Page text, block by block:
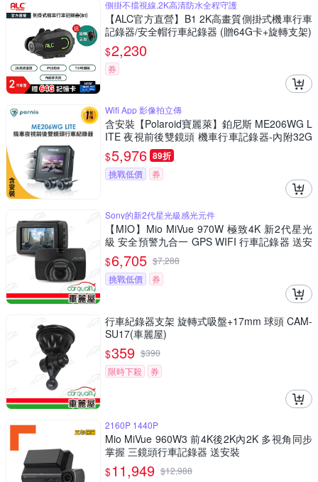
側掛不擋視線,2K高清防水全程守護
【ALC官方直營】B1 2K高畫質側掛式機車行車
記錄器/安全帽行車紀錄器 (贈64G卡+旋轉支架)
$2,230
券
Wifi App 影像拍立傳
含安裝【Polaroid寶麗萊】鉑尼斯 ME206WG L
ITE 夜視前後雙鏡頭 機車行車記錄器-內附32G
卡 行車紀錄器
$5,976 89折
挑戰低價 券
Sony的新2代星光級感光元件
【MIO】Mio MiVue 970W 極致4K 新2代星光
級 安全預警九合一 GPS WIFI 行車記錄器 送安
裝_車麗屋
$6,705 $7,288
挑戰低價
券
行車紀錄器支架 旋轉式吸盤+17mm 球頭 CAM-
SU17(車麗屋)
$359 $390
限時下殺
券
2160P 1440P
Mio MiVue 960W3 前4K後2K內2K 多視角同步
掌握 三鏡頭行車記錄器 送安裝
$11,949 $12,988